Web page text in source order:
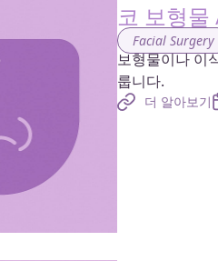
코 보형
Facial Surgery
보형물이나 이
룹니다.
더 알아보기